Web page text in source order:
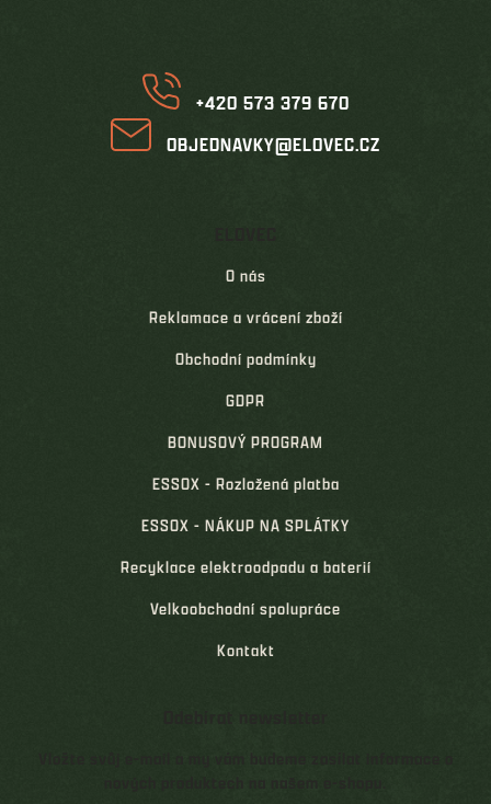
+420 573 379 670
OBJEDNAVKY@ELOVEC.CZ
O nás
Reklamace a vrácení zboží
Obchodní podmínky
GDPR
BONUSOVÝ PROGRAM
ESSOX - Rozložená platba
ESSOX - NÁKUP NA SPLÁTKY
Recyklace elektroodpadu a baterií
Velkoobchodní spolupráce
Kontakt